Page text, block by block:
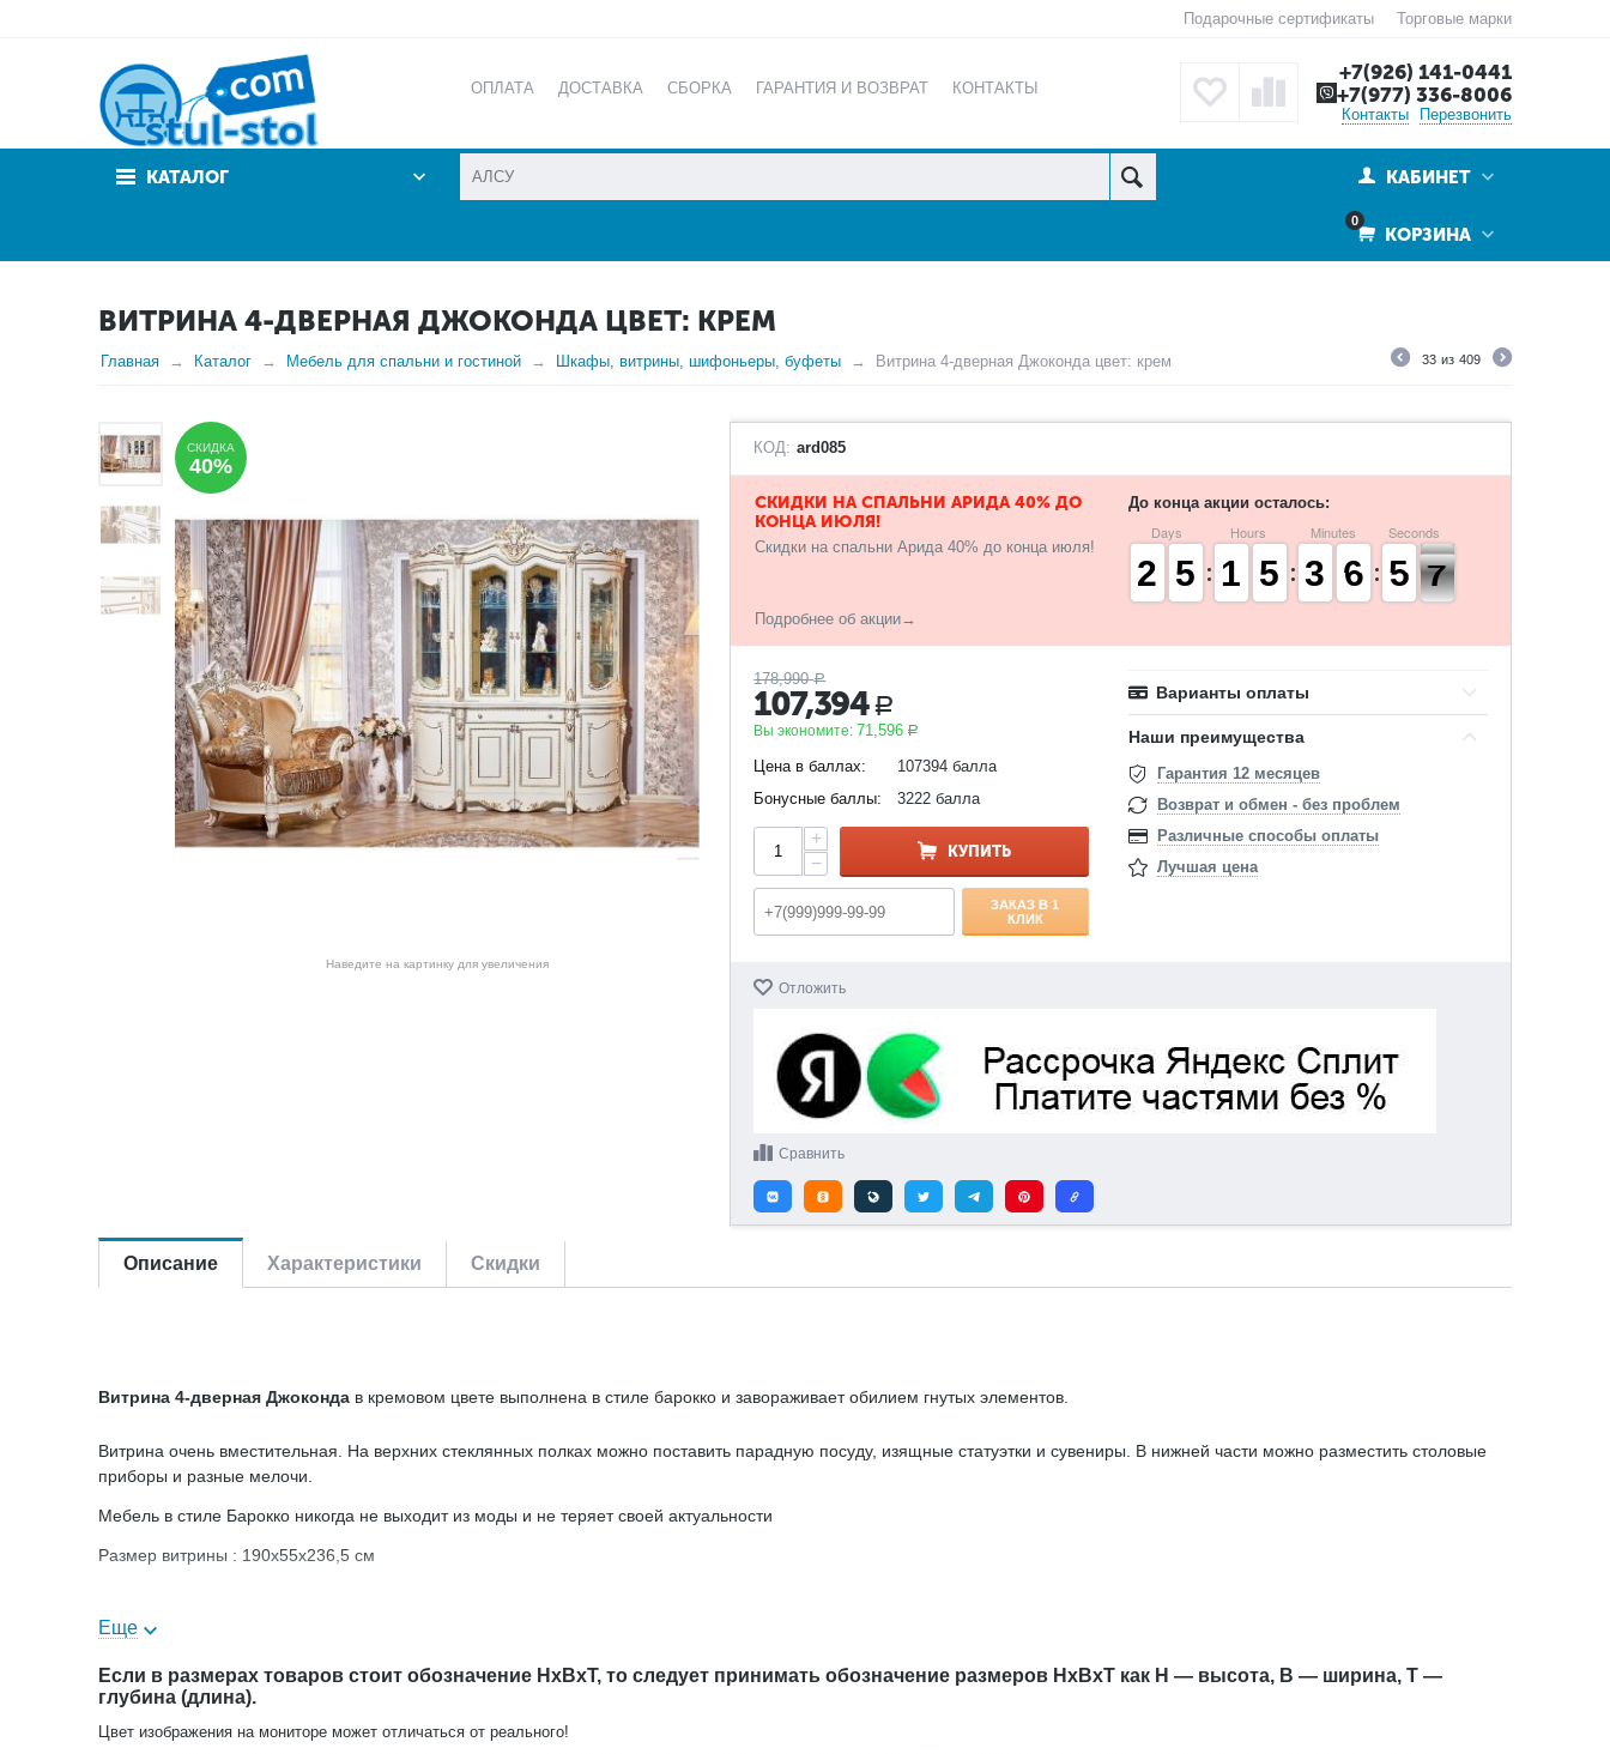
Подарочные сертификаты Торговые марки
ОПЛАТА ДОСТАВКА СБОРКА ГАРАНТИЯ И ВОЗВРАТ КОНТАКТЫ
+7(926) 141-0441
+7(977) 336-8006
Контакты Перезвонить
КАТАЛОГ КАБИНЕТ
0
КОРЗИНА
ВИТРИНА 4-ДВЕРНАЯ ДЖОКОНДА ЦВЕТ: КРЕМ
Главная Каталог Мебель для спальни и гостиной Шкафы, витрины, шифоньеры, буфеты Витрина 4-дверная Джоконда цвет: крем 33 из 409
СКИДКА
40%
Наведите на картинку для увеличения
КОД: ard085
​СКИДКИ НА СПАЛЬНИ АРИДА 40% ДО
КОНЦА ИЮЛЯ!
Скидки на спальни Арида 40% до конца июля!
До конца акции осталось:
Days
1
1
2
2 4
4
5
5
Hours
1
1
1
1 4
4
5
5
Minutes
2
2
3
3 7
6
6
Seconds
0
5
5 7
6
6
Подробнее об акции→
178,990 Р
107,394 Р
Вы экономите: 71,596 Р
Цена в баллах:
107394 балла
Бонусные баллы:
3222 балла
+
−
КУПИТЬ
ЗАКАЗ В 1
КЛИК
Варианты оплаты
Наши преимущества
Гарантия 12 месяцев
Возврат и обмен - без проблем
Различные способы оплаты
Лучшая цена
Отложить
Сравнить
Описание Характеристики Скидки
Витрина 4-дверная Джоконда в кремовом цвете выполнена в стиле барокко и завораживает обилием гнутых элементов.
Витрина очень вместительная. На верхних стеклянных полках можно поставить парадную посуду, изящные статуэтки и сувениры. В нижней части можно разместить столовые
приборы и разные мелочи.
Мебель в стиле Барокко никогда не выходит из моды и не теряет своей актуальности
Размер витрины : 190х55х236,5 см
В нашем магазине вы можете купить витрину Джоконда Арида мебель (Ставрополь) с доставкой на дом.
Еще
Если в размерах товаров стоит обозначение HxBxT, то следует принимать обозначение размеров HxBxT как H — высота, B — ширина, T —
глубина (длина).
Цвет изображения на мониторе может отличаться от реального!